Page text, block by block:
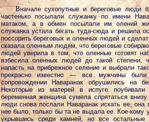
Вначале сухопутные и береговые люди
частенько посылали служанку по имени
матаком, а в обмен посылали им олений
служанка устала бегать туда-сюда и решила
поссорить береговых и оленных людей и
сказала оленным людям, что береговые
людей уверила в том, что оленные готовят
взбесила оленных людей до такой степени,
напасть на прибрежное селение и выбрали
прекрасно известно — все мужчины
сопровождении Наваранак обрушились на
Некоторые из матерей в испуге
беременная женщина сумела спрятаться
люди снова послали Наваранак искать ее,
нее было, только бы та не выдала ее. Кое-кому
укрывшись среди камней, но все остальные